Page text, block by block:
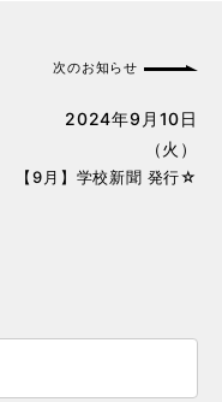
次のお知らせ
2024年9月10日
（火）
【9月】学校新聞 発行☆